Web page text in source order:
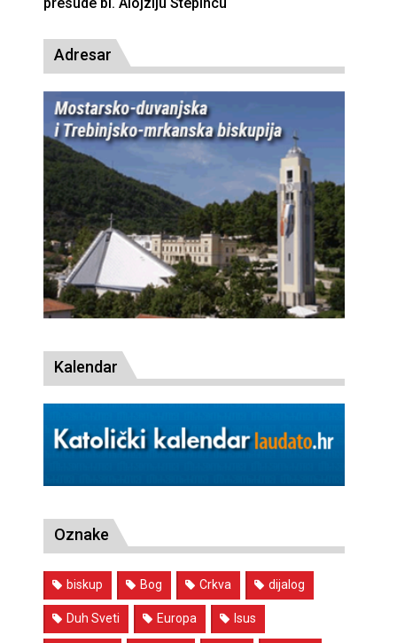
Adresar
Kalendar
Oznake
biskup Bog Crkva dijalog
Duh Sveti Europa Isus